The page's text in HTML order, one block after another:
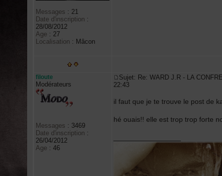
Messages : 21
Date d'inscription :
28/08/2012
Age : 27
Localisation : Mâcon
filoute
Modérateurs
Messages : 3469
Date d'inscription :
26/04/2012
Age : 46
Sujet: Re: WARD J.R - LA
22:43
il faut que je te trouve le post de
hé ouais!! elle est trop trop forte